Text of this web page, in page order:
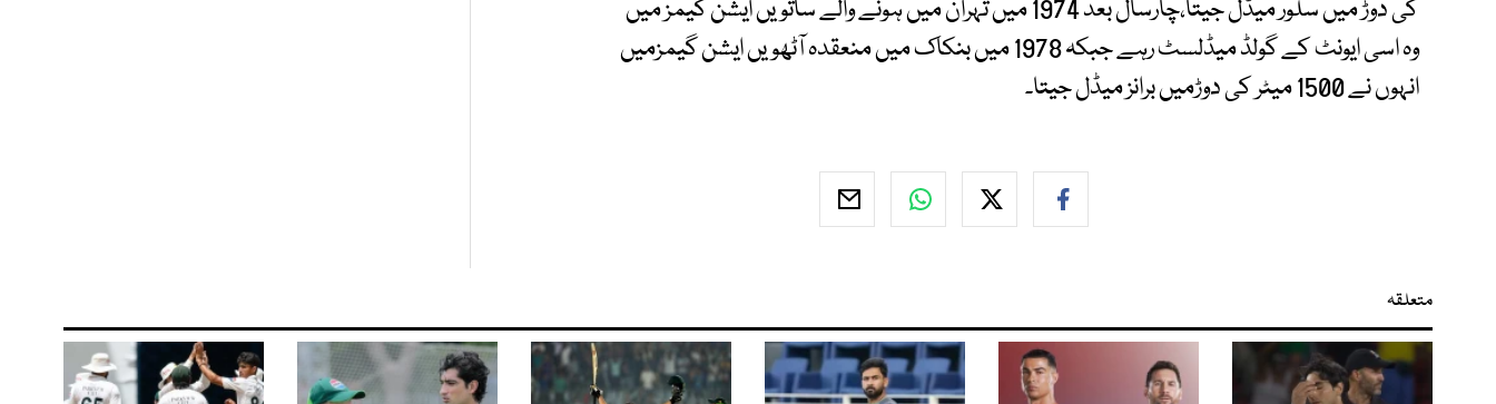
کی دوڑ میں سلور میڈل جیتا،چارسال بعد 1974 میں تہران میں ہونے والے ساتویں ایشن گیمز میں
وہ اسی ایونٹ کے گولڈ میڈلسٹ رہے جبکہ 1978 میں بنکاک میں منعقدہ آٹھویں ایشن گیمزمیں
انہوں نے 1500 میٹر کی دوڑمیں برانز میڈل جیتا۔
متعلقہ